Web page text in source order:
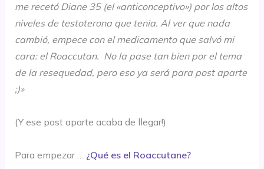
me recetó Diane 35 (el «anticonceptivo») por los altos
niveles de testoterona que tenia. Al ver que nada
cambió, empece con el medicamento que salvó mi
cara: el Roaccutan. No la pase tan bien por el tema
de la resequedad, pero eso ya será para post aparte
;)»
(Y ese post aparte acaba de llegar!)
Para empezar … ¿Qué es el Roaccutane?